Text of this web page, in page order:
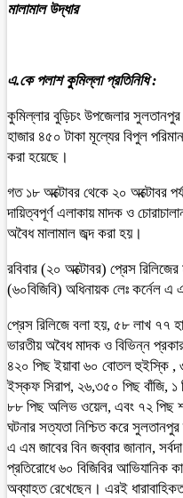
মালামাল উদ্ধার
এ.কে পলাশ কুমিল্লা প্রতিনিধি :
কুমিল্লার বুড়িচং উপজেলার
হাজার ৪৫০ টাকা মূল্যের বিপুল
করা হয়েছে।
গত ১৮ অক্টোবর থেকে ২০ অক্টোবর
দায়িত্বপূর্ণ এলাকায় মাদক ও
অবৈধ মালামাল জব্দ করা হয়।
রবিবার (২০ অক্টোবর) প্রেস রিলিজের
(৬০বিজিবি) অধিনায়ক লেঃ কর্নেল এ
প্রেস রিলিজে বলা হয়, ৫৮ লাখ ৭৭
ভারতীয় অবৈধ মাদক ও বিভিন্ন
৪২০ পিছ ইয়াবা ৬০ বোতল হুইস্কি ,
ইস্কফ সিরাপ, ২৬,৩৫০ পিছ বাঁজি, ১
৮৮ পিছ অলিভ ওয়েল, এবং ৭২ পিছ
ঘটনার সত্যতা নিশ্চিত করে সুলতানপুর
এ এম জাবের বিন জব্বার জানান,
প্রতিরোধে ৬০ বিজিবির আভিযানিক
অব্যাহত রেখেছেন। এরই